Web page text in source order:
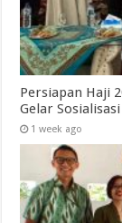
Persiapan Haji
Gelar Sosialisasi
1 week ago